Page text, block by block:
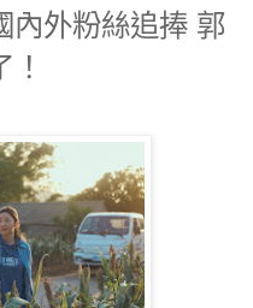
內外粉絲追捧 郭